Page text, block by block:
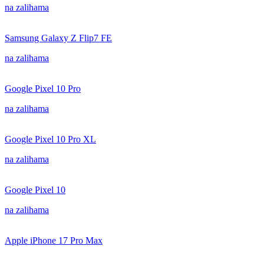
na zalihama
Samsung Galaxy Z Flip7 FE
na zalihama
Google Pixel 10 Pro
na zalihama
Google Pixel 10 Pro XL
na zalihama
Google Pixel 10
na zalihama
Apple iPhone 17 Pro Max